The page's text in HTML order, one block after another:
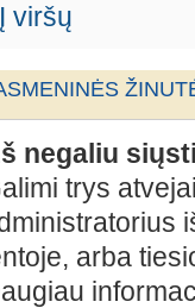
Į viršų
negaliu
trys
arba